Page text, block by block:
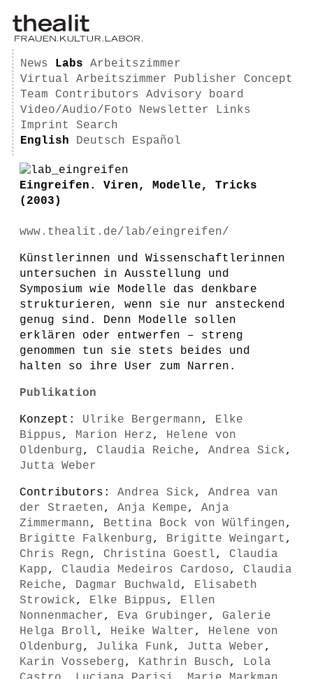
News Labs
Arbeitszimmer
Virtual Arbeitszimmer
Publisher
Concept
Team
Contributors
Advisory board
Video/Audio/Foto
Newsletter
Links
Imprint
Search
English
Deutsch Español
Eingreifen. Viren, Modelle, Tricks
(2003)
www.thealit.de/lab/eingreifen/
Künstlerinnen und Wissenschaftlerinnen
untersuchen in Ausstellung und
Symposium wie Modelle das denkbare
strukturieren, wenn sie nur ansteckend
genug sind. Denn Modelle sollen
erklären oder entwerfen – streng
genommen tun sie stets beides und
halten so ihre User zum Narren.
Publikation
Konzept: Ulrike Bergermann, Elke
Bippus, Marion Herz, Helene von
Oldenburg, Claudia Reiche, Andrea Sick,
Jutta Weber
Contributors: Andrea Sick, Andrea van
der Straeten, Anja Kempe, Anja
Zimmermann, Bettina Bock von Wülfingen,
Brigitte Falkenburg, Brigitte Weingart ,
Chris Regn, Christina Goestl, Claudia
Kapp, Claudia Medeiros Cardoso, Claudia
Reiche, Dagmar Buchwald, Elisabeth
Strowick, Elke Bippus, Ellen
Nonnenmacher, Eva Grubinger, Galerie
Helga Broll, Heike Walter, Helene von
Oldenburg, Julika Funk, Jutta Weber,
Karin Vosseberg, Kathrin Busch, Lola